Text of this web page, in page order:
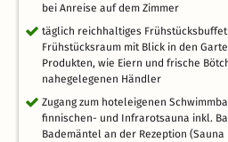
bei Anreise auf dem Zimmer
täglich reichhaltiges
Frühstücksraum mit Blick in den
Produkten, wie Eiern und frische
nahegelegenen Händler
Zugang zum hoteleigenen
finnischen- und Infrarotsauna inkl.
Bademäntel an der Rezeption (Sauna